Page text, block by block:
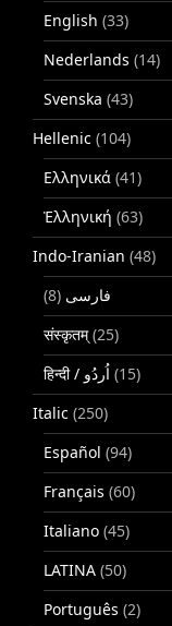
English (33)
Nederlands (14)
Svenska (43)
Hellenic (104)
Ελληνικά (41)
Ἑλληνική (63)
Indo-Iranian (48)
فارسی (8)
संस्कृतम्(25)
(15)
Italic (250)
Español (94)
Français (60)
Italiano (45)
LATINA (50)
Português (2)